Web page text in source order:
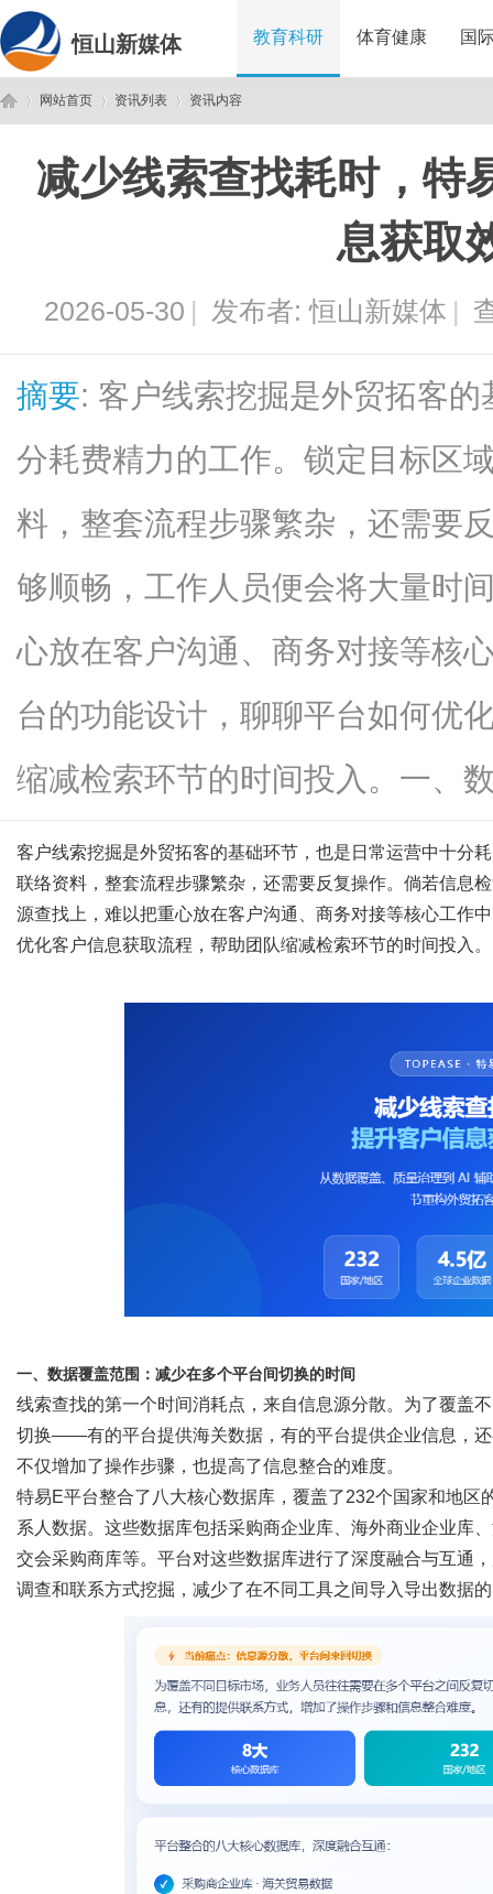
恒山新媒体 教育科研 体育健康 国
网站首页
›
资讯列表
›
资讯内容
减少线索查找耗时，特
息获取
2026-05-30 | 发布者:恒山新媒体 |
摘要: 客户线索挖掘是外贸拓客
分耗费精力的工作。锁定目标区
料，整套流程步骤繁杂，还需要
够顺畅，工作人员便会将大量时
心放在客户沟通、商务对接等核
台的功能设计，聊聊平台如何优
缩减检索环节的时间投入。一、
客户线索挖掘是外贸拓客的基础环节，也是日常运营中十分
联络资料，整套流程步骤繁杂，还需要反复操作。倘若信息
源查找上，难以把重心放在客户沟通、商务对接等核心工作
优化客户信息获取流程，帮助团队缩减检索环节的时间投入。
一、数据覆盖范围：减少在多个平台间切换的时间
线索查找的第一个时间消耗点，来自信息源分散。为了覆盖
切换——有的平台提供海关数据，有的平台提供企业信息，
不仅增加了操作步骤，也提高了信息整合的难度。
特易E平台整合了八大核心数据库，覆盖了232个国家和地区
系人数据。这些数据库包括采购商企业库、海外商业企业库
交会采购商库等。平台对这些数据库进行了深度融合与互通
调查和联系方式挖掘，减少了在不同工具之间导入导出数据